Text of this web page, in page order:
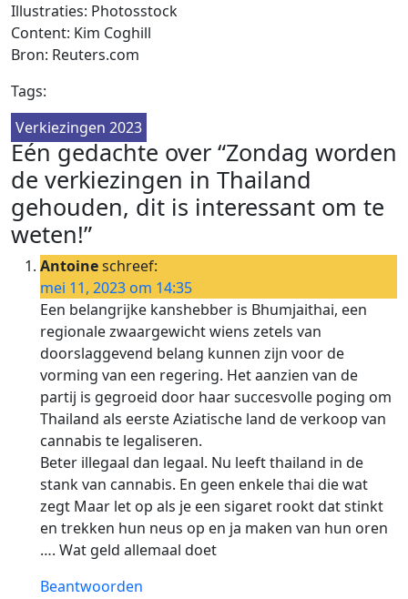
Illustraties: Photosstock
Content: Kim Coghill
Bron: Reuters.com
Tags:
Verkiezingen 2023
Eén gedachte over “Zondag worden
de verkiezingen in Thailand
gehouden, dit is interessant om te
weten!”
Antoineschreef:
mei 11, 2023 om 14:35
Een belangrijke kanshebber is Bhumjaithai, een
regionale zwaargewicht wiens zetels van
doorslaggevend belang kunnen zijn voor de
vorming van een regering. Het aanzien van de
partij is gegroeid door haar succesvolle poging om
Thailand als eerste Aziatische land de verkoop van
cannabis te legaliseren.
Beter illegaal dan legaal. Nu leeft thailand in de
stank van cannabis. En geen enkele thai die wat
zegt Maar let op als je een sigaret rookt dat stinkt
en trekken hun neus op en ja maken van hun oren
…. Wat geld allemaal doet
Beantwoorden